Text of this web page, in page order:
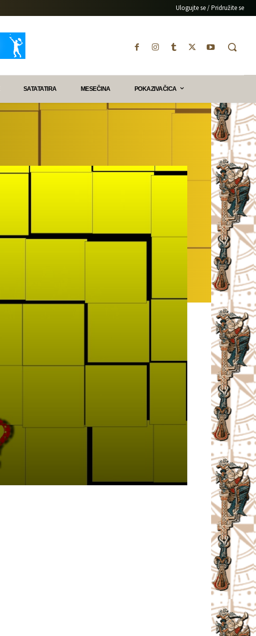
Ulogujte se / Pridružite se
SATATATIRA MESEČINA POKAZIVAČICA